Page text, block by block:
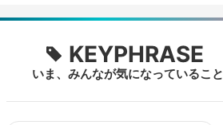
KEYPHRASE
いま、みんなが気になっていること